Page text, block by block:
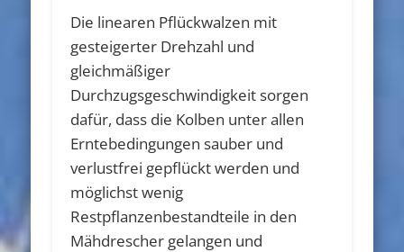
Die linearen Pflückwalzen mit
gesteigerter Drehzahl und
gleichmäßiger
Durchzugsgeschwindigkeit sorgen
dafür, dass die Kolben unter allen
Erntebedingungen sauber und
verlustfrei gepflückt werden und
möglichst wenig
Restpflanzenbestandteile in den
Mähdrescher gelangen und